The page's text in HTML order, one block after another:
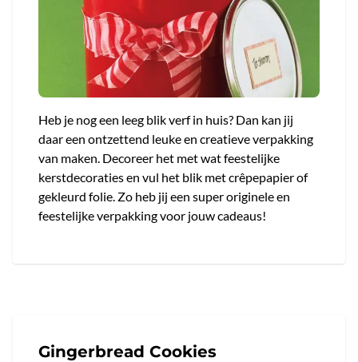
Heb je nog een leeg blik verf in huis? Dan kan jij
daar een ontzettend leuke en creatieve verpakking
van maken. Decoreer het met wat feestelijke
kerstdecoraties en vul het blik met crêpepapier of
gekleurd folie. Zo heb jij een super originele en
feestelijke verpakking voor jouw cadeaus!
Gingerbread Cookies